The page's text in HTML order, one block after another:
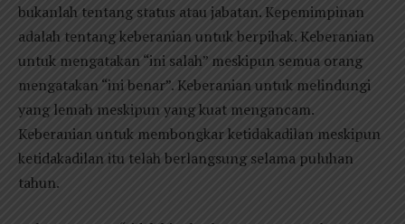
bukanlah tentang status atau jabatan. Kepemimpinan
adalah tentang keberanian untuk berpihak. Keberanian
untuk mengatakan “ini salah” meskipun semua orang
mengatakan “ini benar”. Keberanian untuk melindungi
yang lemah meskipun yang kuat mengancam.
Keberanian untuk membongkar ketidakadilan meskipun
ketidakadilan itu telah berlangsung selama puluhan
tahun.